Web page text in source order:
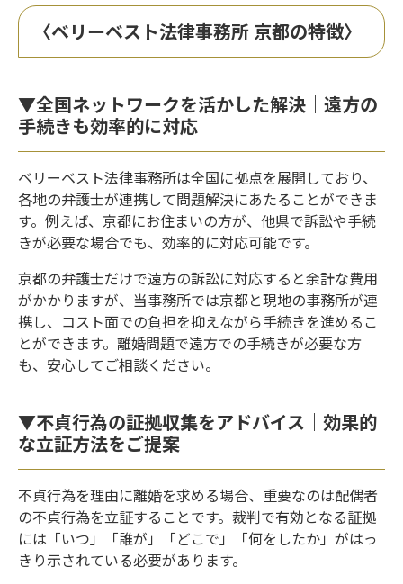
〈ベリーベスト法律事務所 京都の特徴〉
▼全国ネットワークを活かした解決｜遠方の
手続きも効率的に対応
ベリーベスト法律事務所は全国に拠点を展開しており、
各地の弁護士が連携して問題解決にあたることができま
す。例えば、京都にお住まいの方が、他県で訴訟や手続
きが必要な場合でも、効率的に対応可能です。
京都の弁護士だけで遠方の訴訟に対応すると余計な費用
がかかりますが、当事務所では京都と現地の事務所が連
携し、コスト面での負担を抑えながら手続きを進めるこ
とができます。離婚問題で遠方での手続きが必要な方
も、安心してご相談ください。
▼不貞行為の証拠収集をアドバイス｜効果的
な立証方法をご提案
不貞行為を理由に離婚を求める場合、重要なのは配偶者
の不貞行為を立証することです。裁判で有効となる証拠
には「いつ」「誰が」「どこで」「何をしたか」がはっ
きり示されている必要があります。